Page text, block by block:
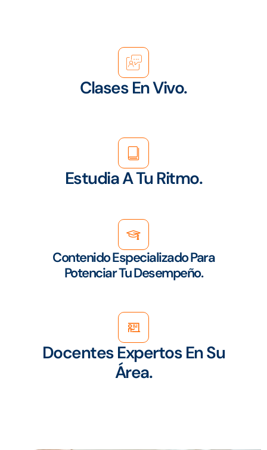
Clases En Vivo.
Estudia A Tu Ritmo.
Contenido Especializado Para
Potenciar Tu Desempeño.
Docentes Expertos En Su
Área.